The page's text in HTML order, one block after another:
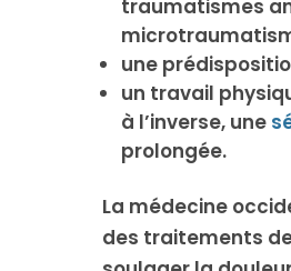
traumatismes
une
un travail
à l’inverse, une
prolongée.
La médecine
des traitements